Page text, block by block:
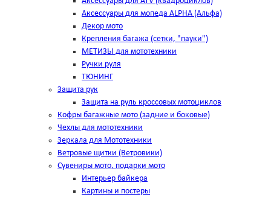
Аксессуары для мопеда ALPHA (Альфа)
Декор мото
Крепления багажа (сетки, "пауки")
МЕТИЗЫ для мототехники
Ручки руля
ТЮНИНГ
Защита рук
Защита на руль кроссовых мотоциклов
Кофры багажные мото (задние и боковые)
Чехлы для мототехники
Зеркала для Мототехники
Ветровые щитки (Ветровики)
Сувениры мото, подарки мото
Интерьер байкера
Картины и постеры